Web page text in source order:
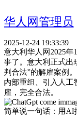
华人网管理员
2025-12-24 19:33:39
意大利华人网2025年
事了。意大利正式出
判合法”的解雇案例
内部重组、引入人工
雇，完全合法。
简单说一句话：用AI